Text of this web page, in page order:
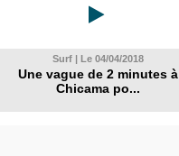
Surf | Le 04/04/2018
Une vague de 2 minutes à
Chicama po...